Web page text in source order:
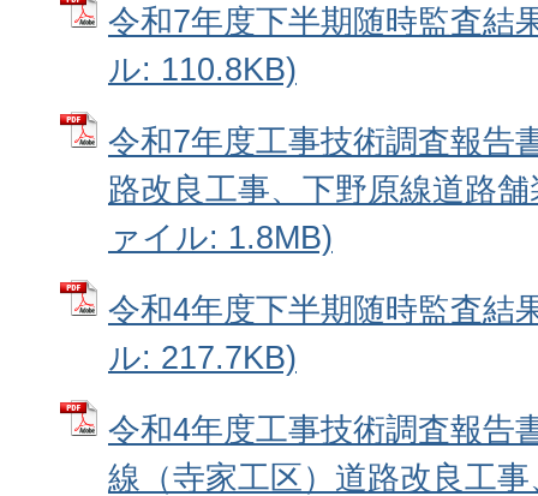
令和7年度下半期随時監査結
ル: 110.8KB)
令和7年度工事技術調査報告
路改良工事、下野原線道路
ァイル: 1.8MB)
令和4年度下半期随時監査結
ル: 217.7KB)
令和4年度工事技術調査報告
線（寺家工区）道路改良工